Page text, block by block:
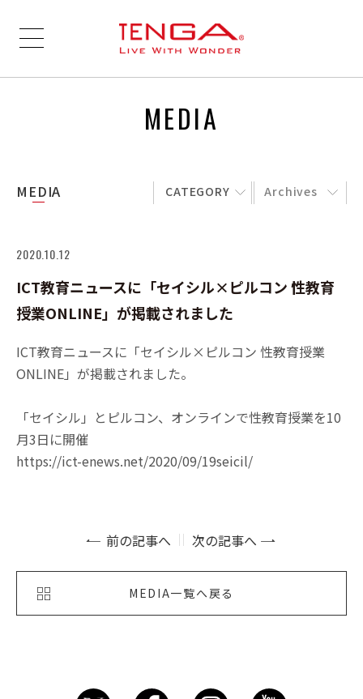
MEDIA
MEDIA CATEGORY Archives
2020.10.12
ICT教育ニュースに「セイシル×ピルコン 性教育
授業ONLINE」が掲載されました
ICT教育ニュースに「セイシル×ピルコン 性教育授業
ONLINE」が掲載されました。
「セイシル」とピルコン、オンラインで性教育授業を10
月3日に開催
https://ict-enews.net/2020/09/19seicil/
前の記事へ 次の記事へ
MEDIA一覧へ戻る